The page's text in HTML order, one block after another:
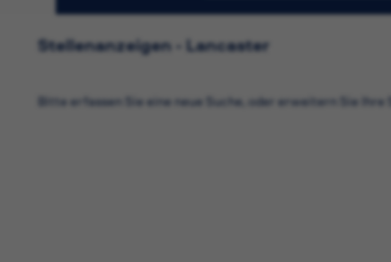
Stellenanzeigen - Lancaster
Bitte erfassen Sie eine neue Suche, oder erweitern Sie Ihre